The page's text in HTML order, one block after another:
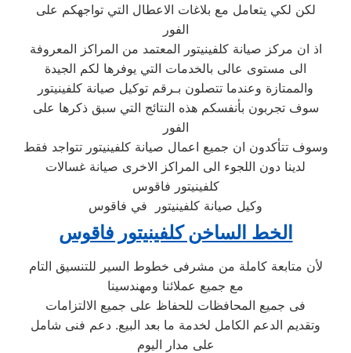
لكن لكي يتعامل مع بلاغات الاعطال التي تواجهكم على
الفور
اذ ان مركز صيانة كلفينيتور المعتمد من المراكز المعروفة
الى مستوى عالى بالخدمات التي يوفرها لكم الجيدة
والممتازة وعندما تتصلون بـرقم توكيل صيانة كلفينيتور
سوف تجربون بأنفسكم هذه النتائج التي سبق ذكرها على
الفور
وسوف تتأكدون ان جميع اعمال صيانة كلفينيتور تتواجد فقط
لدينا دون اللجوء الى المراكز الاخرى صيانة غسالات
كلفينيتور فاقوس
وكيل صيانة كلفينيتور في فاقوس
الخط الساخن كلفينيتور فاقوس
لأن متابعة كاملة من مشرفى خطوط السير للتنسيق التام
مع جميع عملائنا ومهندسينا
فى جميع المحافظات للحفاظ على جميع الالتزامات
وتقديم الدعم الكامل لخدمة ما بعد البيع. دعم فنى شامل
على مدار اليوم